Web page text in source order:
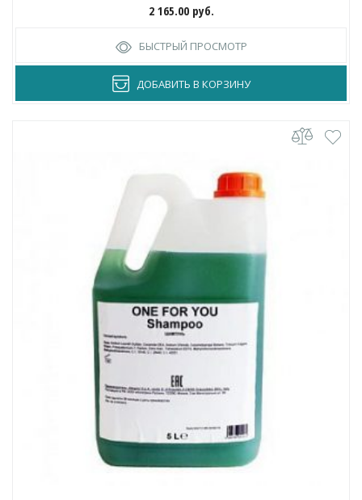
2 165.00 руб.
БЫСТРЫЙ ПРОСМОТР
ДОБАВИТЬ В КОРЗИНУ